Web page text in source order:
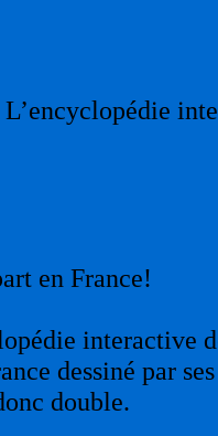
en France!
interactive
dessiné par
double.